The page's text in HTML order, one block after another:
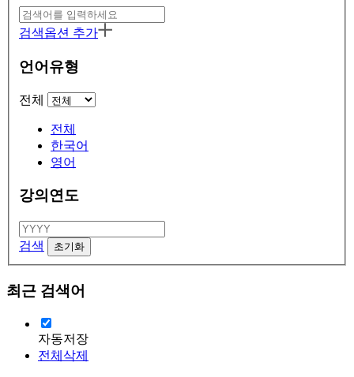
검색옵션 추가
언어유형
전체
전체
한국어
영어
강의연도
검색
최근 검색어
자동저장
전체삭제